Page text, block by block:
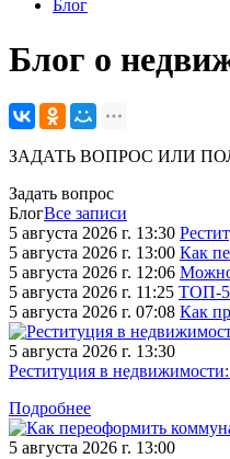
Блог
Блог о
ЗАДАТЬ ВОПРОС ИЛИ
Задать вопрос
БлогВсе записи
5 августа 2026 г. 13:30
5 августа 2026 г. 13:00 Как
5 августа 2026 г. 12:06 Можно
5 августа 2026 г. 11:25 ТОП-5
5 августа 2026 г. 07:08 Как
5 августа 2026 г. 13:30
Реституция в
Подробнее
5 августа 2026 г. 13:00